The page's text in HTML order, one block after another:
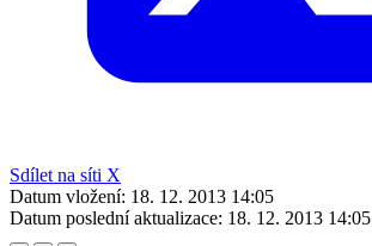
Sdílet na síti X
Datum vložení: 18. 12. 2013 14:05
Datum poslední aktualizace: 18. 12. 2013 14:05